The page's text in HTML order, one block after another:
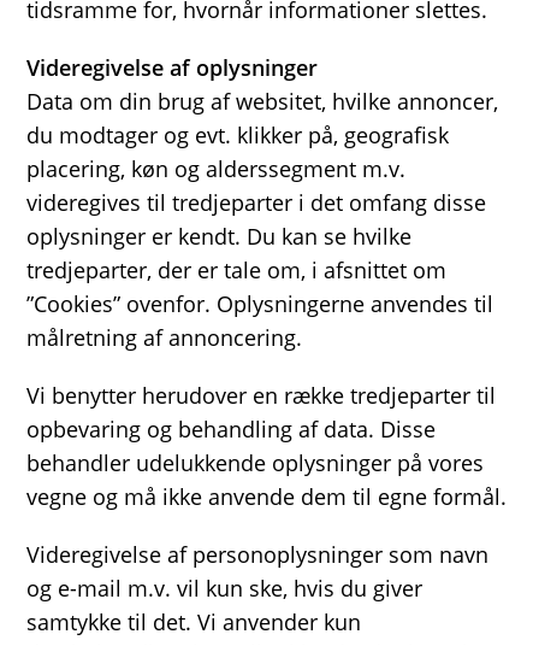
tidsramme for, hvornår informationer slettes.
Videregivelse af oplysninger
Data om din brug af websitet, hvilke annoncer,
du modtager og evt. klikker på, geografisk
placering, køn og alderssegment m.v.
videregives til tredjeparter i det omfang disse
oplysninger er kendt. Du kan se hvilke
tredjeparter, der er tale om, i afsnittet om
”Cookies” ovenfor. Oplysningerne anvendes til
målretning af annoncering.
Vi benytter herudover en række tredjeparter til
opbevaring og behandling af data. Disse
behandler udelukkende oplysninger på vores
vegne og må ikke anvende dem til egne formål.
Videregivelse af personoplysninger som navn
og e-mail m.v. vil kun ske, hvis du giver
samtykke til det. Vi anvender kun